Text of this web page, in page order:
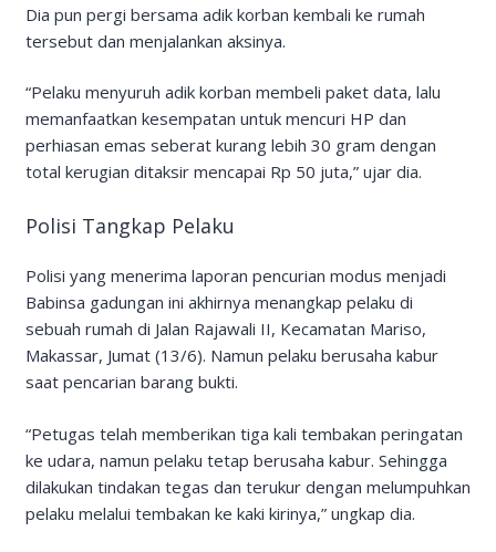
Dia pun pergi bersama adik korban kembali ke rumah
tersebut dan menjalankan aksinya.
“Pelaku menyuruh adik korban membeli paket data, lalu
memanfaatkan kesempatan untuk mencuri HP dan
perhiasan emas seberat kurang lebih 30 gram dengan
total kerugian ditaksir mencapai Rp 50 juta,” ujar dia.
Polisi Tangkap Pelaku
Polisi yang menerima laporan pencurian modus menjadi
Babinsa gadungan ini akhirnya menangkap pelaku di
sebuah rumah di Jalan Rajawali II, Kecamatan Mariso,
Makassar, Jumat (13/6). Namun pelaku berusaha kabur
saat pencarian barang bukti.
“Petugas telah memberikan tiga kali tembakan peringatan
ke udara, namun pelaku tetap berusaha kabur. Sehingga
dilakukan tindakan tegas dan terukur dengan melumpuhkan
pelaku melalui tembakan ke kaki kirinya,” ungkap dia.